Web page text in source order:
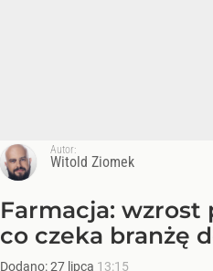
Autor:
Witold Ziomek
Farmacja: wzrost
co czeka branżę
Dodano:27 lipca 13:15